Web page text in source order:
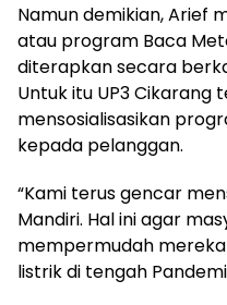
Namun demikian, Arief
atau program Baca
diterapkan secara
Untuk itu UP3 Cikarang
mensosialisasikan
kepada pelanggan.
“Kami terus gencar
Mandiri. Hal ini agar
mempermudah
listrik di tengah